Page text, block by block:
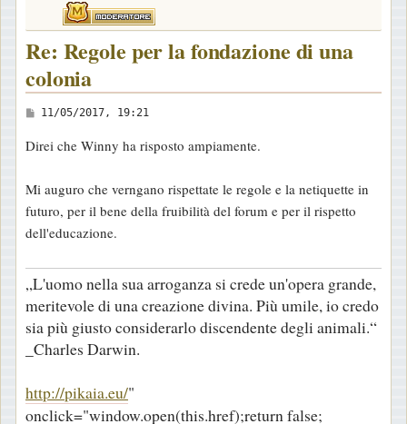
Re: Regole per la fondazione di una
colonia
M
s
a
g
g
o
11/05/2017, 19:21
Direi che Winny ha risposto ampiamente.
Mi auguro che verngano rispettate le regole e la netiquette in
futuro, per il bene della fruibilità del forum e per il rispetto
dell'educazione.
„L'uomo nella sua arroganza si crede un'opera grande,
meritevole di una creazione divina. Più umile, io credo
sia più giusto considerarlo discendente degli animali.“
_Charles Darwin.
http://pikaia.eu/"
onclick="window.open(this.href);return false;